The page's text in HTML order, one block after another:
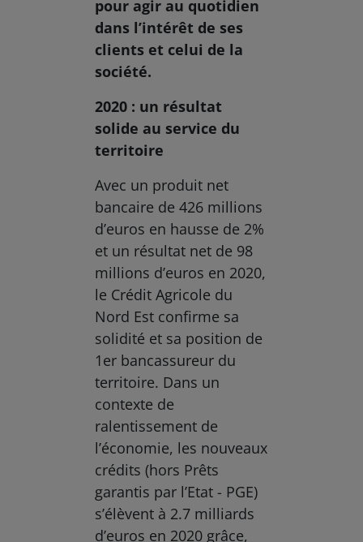
pour agir au quotidien
dans l’intérêt de ses
clients et celui de la
société.
2020 : un résultat
solide au service du
territoire
Avec un produit net
bancaire de 426 millions
d’euros en hausse de 2%
et un résultat net de 98
millions d’euros en 2020,
le Crédit Agricole du
Nord Est confirme sa
solidité et sa position de
1er bancassureur du
territoire. Dans un
contexte de
ralentissement de
l’économie, les nouveaux
crédits (hors Prêts
garantis par l’Etat - PGE)
s’élèvent à 2.7 milliards
d’euros en 2020 grâce,